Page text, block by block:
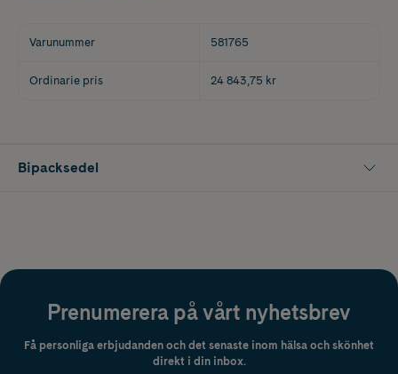
Varunummer 581765
Ordinarie pris 24 843,75 kr
Bipacksedel
Prenumerera på vårt nyhetsbrev
Få personliga erbjudanden och det senaste inom hälsa och skönhet
direkt i din inbox.